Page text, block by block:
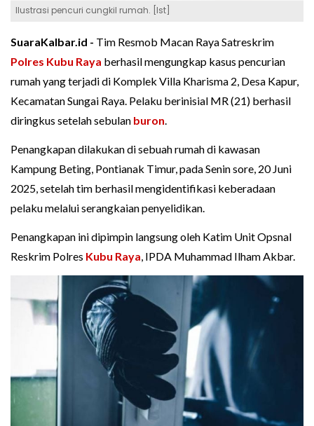
Ilustrasi pencuri cungkil rumah. [Ist]
SuaraKalbar.id - Tim Resmob Macan Raya Satreskrim
Polres Kubu Raya berhasil mengungkap kasus pencurian
rumah yang terjadi di Komplek Villa Kharisma 2, Desa Kapur,
Kecamatan Sungai Raya. Pelaku berinisial MR (21) berhasil
diringkus setelah sebulan buron.
Penangkapan dilakukan di sebuah rumah di kawasan
Kampung Beting, Pontianak Timur, pada Senin sore, 20 Juni
2025, setelah tim berhasil mengidentifikasi keberadaan
pelaku melalui serangkaian penyelidikan.
Penangkapan ini dipimpin langsung oleh Katim Unit Opsnal
Reskrim Polres Kubu Raya, IPDA Muhammad Ilham Akbar.